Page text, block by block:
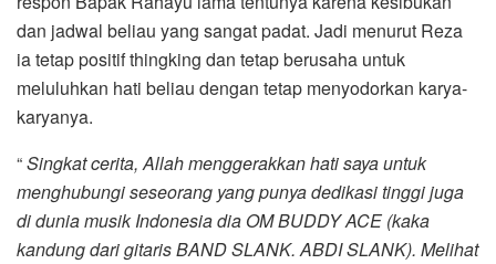
dan jadwal beliau yang sangat padat. Jadi menurut Reza
ia tetap positif thingking dan tetap berusaha untuk
meluluhkan hati beliau dengan tetap menyodorkan karya-
karyanya.
“Singkat cerita, Allah menggerakkan hati saya untuk
menghubungi seseorang yang punya dedikasi tinggi juga
di dunia musik Indonesia dia OM BUDDY ACE (kaka
kandung dari gitaris BAND SLANK. ABDI SLANK). Melihat